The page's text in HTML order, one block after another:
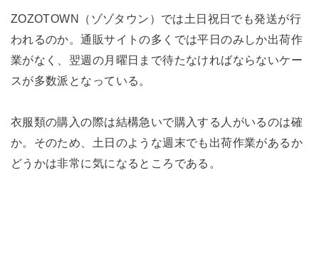
ZOZOTOWN（ゾゾタウン）では土日祝日でも発送が行
われるのか。通販サイトの多くでは平日のみしか出荷作
業がなく、翌週の月曜日まで待たなければならないケー
スが多数派となっている。
衣服類の購入の際は結構急いで購入する人がいるのは確
か。そのため、土日のような週末でも出荷作業があるか
どうかは非常に気になるところである。